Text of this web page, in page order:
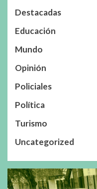
Destacadas
Educación
Mundo
Opinión
Policiales
Política
Turismo
Uncategorized